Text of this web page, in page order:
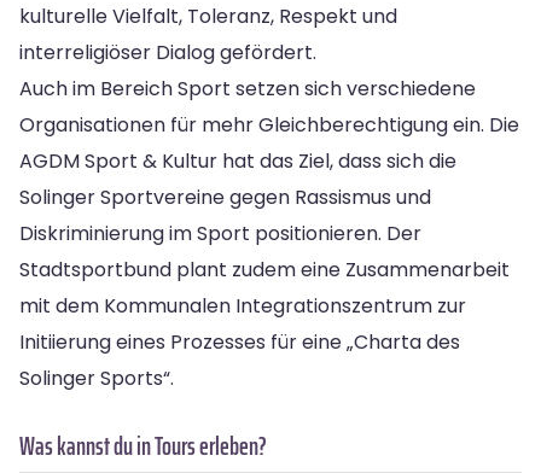
kulturelle Vielfalt, Toleranz, Respekt und
interreligiöser Dialog gefördert.
Auch im Bereich Sport setzen sich verschiedene
Organisationen für mehr Gleichberechtigung ein. Die
AGDM Sport & Kultur hat das Ziel, dass sich die
Solinger Sportvereine gegen Rassismus und
Diskriminierung im Sport positionieren. Der
Stadtsportbund plant zudem eine Zusammenarbeit
mit dem Kommunalen Integrationszentrum zur
Initiierung eines Prozesses für eine „Charta des
Solinger Sports“.
Was kannst du in Tours erleben?